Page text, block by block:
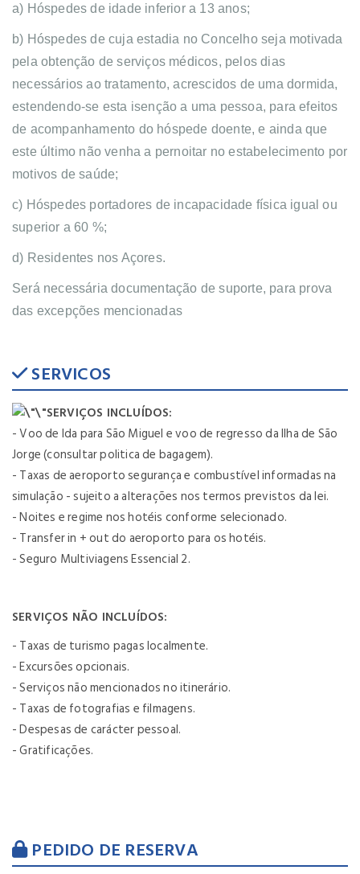
a) Hóspedes de idade inferior a 13 anos;
b) Hóspedes de cuja estadia no Concelho seja motivada
pela obtenção de serviços médicos, pelos dias
necessários ao tratamento, acrescidos de uma dormida,
estendendo-se esta isenção a uma pessoa, para efeitos
de acompanhamento do hóspede doente, e ainda que
este último não venha a pernoitar no estabelecimento por
motivos de saúde;
c) Hóspedes portadores de incapacidade física igual ou
superior a 60 %;
d) Residentes nos Açores.
Será necessária documentação de suporte, para prova
das excepções mencionadas
SERVICOS
SERVIÇOS INCLUÍDOS:
- Voo de Ida para São Miguel e voo de regresso da Ilha de São
Jorge (consultar politica de bagagem).
- Taxas de aeroporto segurança e combustível informadas na
simulação - sujeito a alterações nos termos previstos da lei.
- Noites e regime nos hotéis conforme selecionado.
- Transfer in + out do aeroporto para os hotéis.
- Seguro Multiviagens Essencial 2.
SERVIÇOS NÃO INCLUÍDOS:
- Taxas de turismo pagas localmente.
- Excursões opcionais.
- Serviços não mencionados no itinerário.
- Taxas de fotografias e filmagens.
- Despesas de carácter pessoal.
- Gratificações.
PEDIDO DE RESERVA